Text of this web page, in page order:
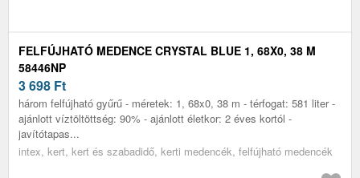
FELFÚJHATÓ MEDENCE CRYSTAL BLUE 1, 68X0, 38 M
58446NP
3 698 Ft
három felfújható gyűrű - méretek: 1, 68x0, 38 m - térfogat: 581 liter -
ajánlott víztöltöttség: 90% - ajánlott életkor: 2 éves kortól -
javítótapas...
intex, kert, kert és szabadidő, kerti medencék, felfújható medencék